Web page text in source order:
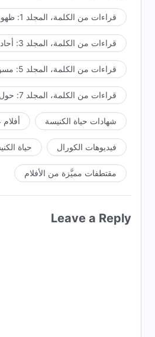
قراءات من الكلمة، المجلد 1: ظهور الله وعمله
قراءات من الكلمة، المجلد 3: أحاديث مسيح الأيام الأخيرة
قراءات من الكلمة، المجلد 5: مسؤوليات القادة والعاملين
قراءات من الكلمة، المجلد 7: حول السعي إلى الحق
شهادات حياة الكنيسة
فيديوهات الكورال حياة
مقتطفات مميَّزة من الأفلام
Leave a Reply